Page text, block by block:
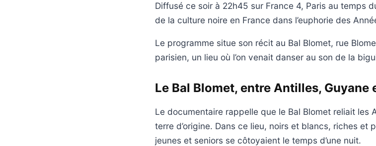
Diffusé ce soir à 22h45 sur France 4, Paris au temps
de la culture noire en France dans l’euphorie des
Le programme situe son récit au Bal Blomet, rue
parisien, un lieu où l’on venait danser au son de la
Le Bal Blomet, entre Antilles, Guyane
Le documentaire rappelle que le Bal Blomet reliait les
terre d’origine. Dans ce lieu, noirs et blancs, riches et
jeunes et seniors se côtoyaient le temps d’une nuit.